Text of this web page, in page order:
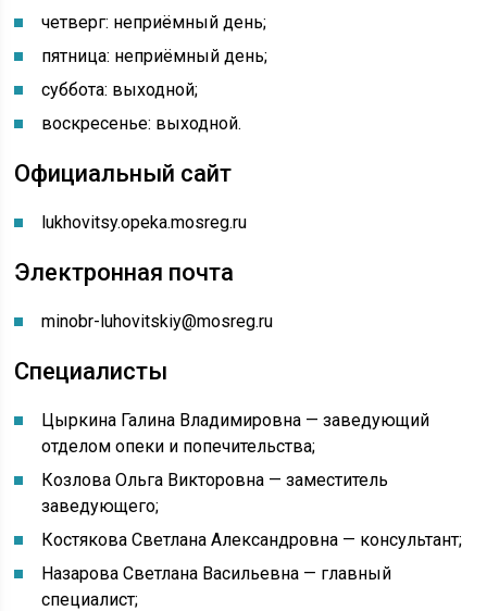
четверг: неприёмный день;
пятница: неприёмный день;
суббота: выходной;
воскресенье: выходной.
Официальный сайт
lukhovitsy.opeka.mosreg.ru
Электронная почта
minobr-luhovitskiy@mosreg.ru
Специалисты
Цыркина Галина Владимировна — заведующий
отделом опеки и попечительства;
Козлова Ольга Викторовна — заместитель
заведующего;
Костякова Светлана Александровна — консультант;
Назарова Светлана Васильевна — главный
специалист;